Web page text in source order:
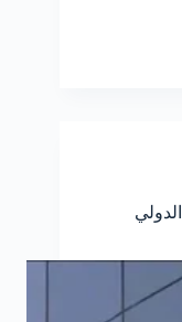
واتساب الدولي